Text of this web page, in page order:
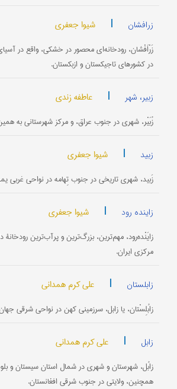
زرافشان | شیوا جعفری
زَرْاَفْشان، رودخانه‌ای محصور در خشکی، واقع در
در کشورهای تاجیکستان و ازبکستان.
زبیر، شهر | عاطفه زندی
زُبَیْر، شهری در جنوب عراق، و مرکز شهرستانی به
زبید | شیوا جعفری
زَبید، شهری تاریخی در جنوب تِهامه در نواحی غربی
زاینده رود | شیوا جعفری
زایَنْده‌رود، مهم‌ترین، بزرگ‌ترین و پرآب‌ترین
مرکزی ایران.
زابلستان | علی کرم همدانی
زابُلِسْتان، یا زابل، سرزمینی کهن در نواحی شرقی
زابل | علی کرم همدانی
زابُل، شهرستان و شهری در شمال استان سیستان و
همچنین، ولایتی در جنوب شرقی افغانستان.